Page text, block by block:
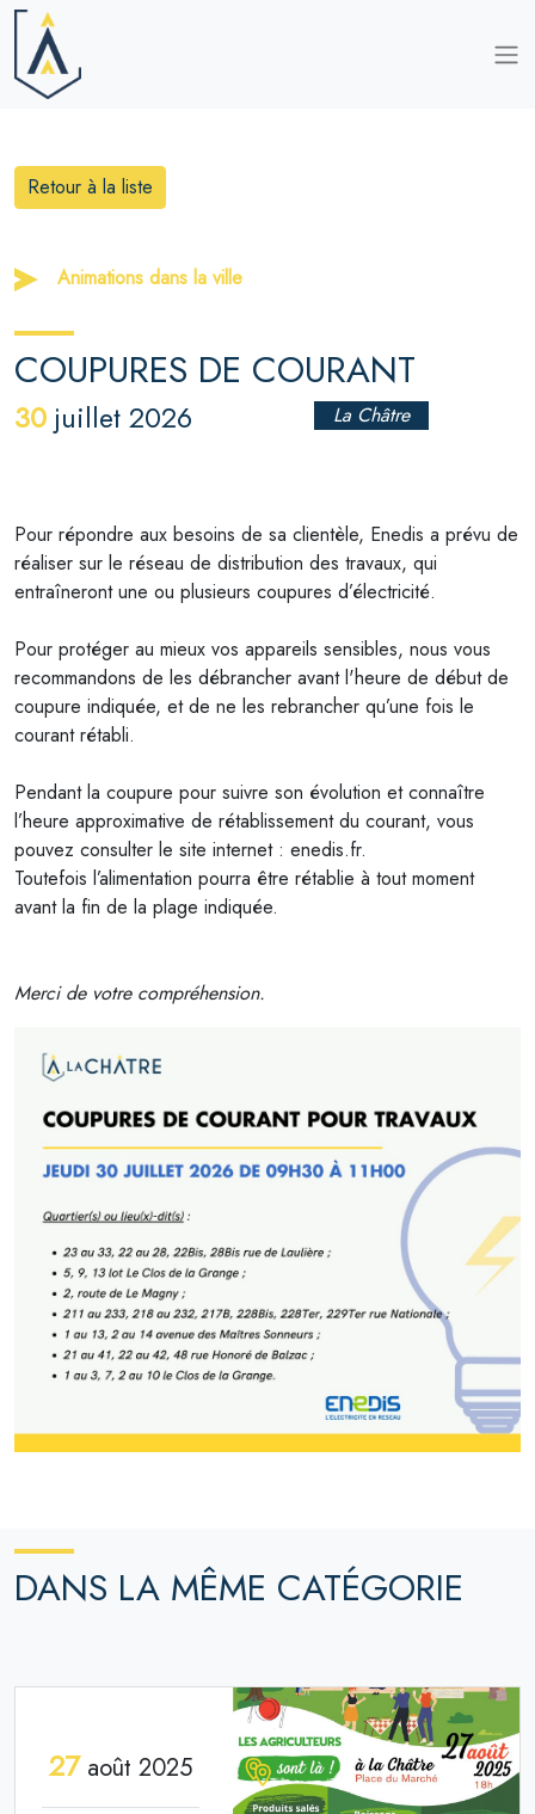
Retour à la liste
Animations dans la ville
COUPURES DE COURANT
30 juillet 2026 La Châtre
Pour répondre aux besoins de sa clientèle, Enedis a prévu de
réaliser sur le réseau de distribution des travaux, qui
entraîneront une ou plusieurs coupures d’électricité.
Pour protéger au mieux vos appareils sensibles, nous vous
recommandons de les débrancher avant l'heure de début de
coupure indiquée, et de ne les rebrancher qu’une fois le
courant rétabli.
Pendant la coupure pour suivre son évolution et connaître
l’heure approximative de rétablissement du courant, vous
pouvez consulter le site internet : enedis.fr.
Toutefois l’alimentation pourra être rétablie à tout moment
avant la fin de la plage indiquée.
Merci de votre compréhension.
DANS LA MÊME CATÉGORIE
27août 2025